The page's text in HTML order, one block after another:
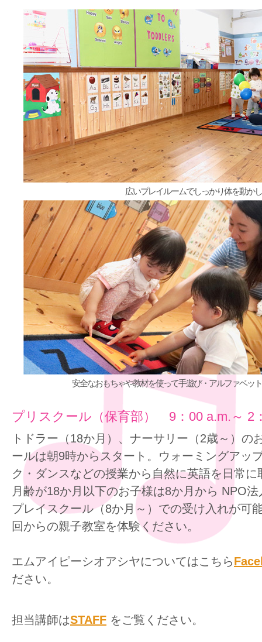
広いプレイルームでしっかり体を動かし
安全なおもちゃや教材を使って手遊び・アルファベッ
プリスクール（保育部） 9：00 a.m.～ 2
トドラー（18か月）、ナーサリー（2歳～）の
ールは朝9時からスタート。ウォーミングアッ
ク・ダンスなどの授業から自然に英語を日常に
月齢が18か月以下のお子様は8か月から NPO
プレイスクール（8か月～）での受け入れが可
回からの親子教室を体験ください。
エムアイピーシオアシヤについてはこちら
ださい。
担当講師はSTAFF をご覧ください。